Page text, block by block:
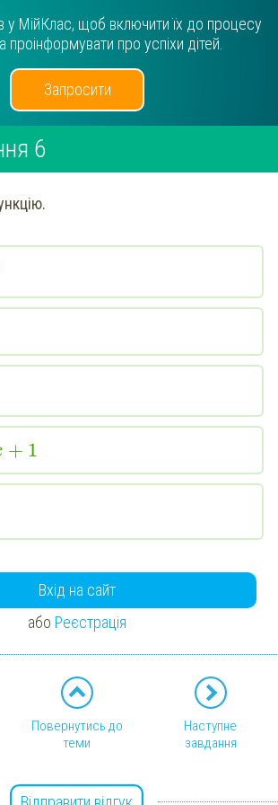
у МійКлас, щоб включити їх до процесу
проінформувати про успіхи дітей.
Запросити
6
+ 1
Вхід на сайт
або Реєстрація
Повернутись до
теми
Наступне
завдання